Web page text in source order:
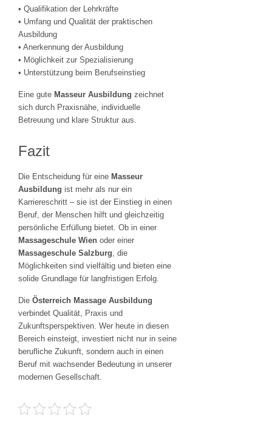
• Qualifikation der Lehrkräfte
• Umfang und Qualität der praktischen
Ausbildung
• Anerkennung der Ausbildung
• Möglichkeit zur Spezialisierung
• Unterstützung beim Berufseinstieg
Eine gute Masseur Ausbildung zeichnet
sich durch Praxisnähe, individuelle
Betreuung und klare Struktur aus.
Fazit
Die Entscheidung für eine Masseur
Ausbildung ist mehr als nur ein
Karriereschritt – sie ist der Einstieg in einen
Beruf, der Menschen hilft und gleichzeitig
persönliche Erfüllung bietet. Ob in einer
Massageschule Wien oder einer
Massageschule Salzburg, die
Möglichkeiten sind vielfältig und bieten eine
solide Grundlage für langfristigen Erfolg.
Die Österreich Massage Ausbildung
verbindet Qualität, Praxis und
Zukunftsperspektiven. Wer heute in diesen
Bereich einsteigt, investiert nicht nur in seine
berufliche Zukunft, sondern auch in einen
Beruf mit wachsender Bedeutung in unserer
modernen Gesellschaft.